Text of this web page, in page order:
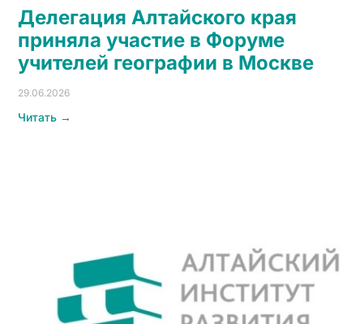
Делегация Алтайского края
приняла участие в Форуме
учителей географии в Москве
29.06.2026
Читать →